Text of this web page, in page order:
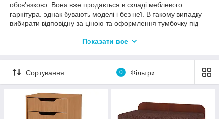
обов'язково. Вона вже продається в складі меблевого
гарнітура, однак бувають моделі і без неї. В такому випадку
вибирати відповідну за ціною та оформлення тумбочку під
Головне, при пошуку взуттєвої тумби оцінювати її не як
інтер'єру. Так що, якщо ви вирішите придбати таку тумбу в
передпокій про тапочках і туфлях, які вічно плутаються під
ногами, можна забути раз і назавжди. Ви зможете
Показати все
Сортування 0 Фільтри